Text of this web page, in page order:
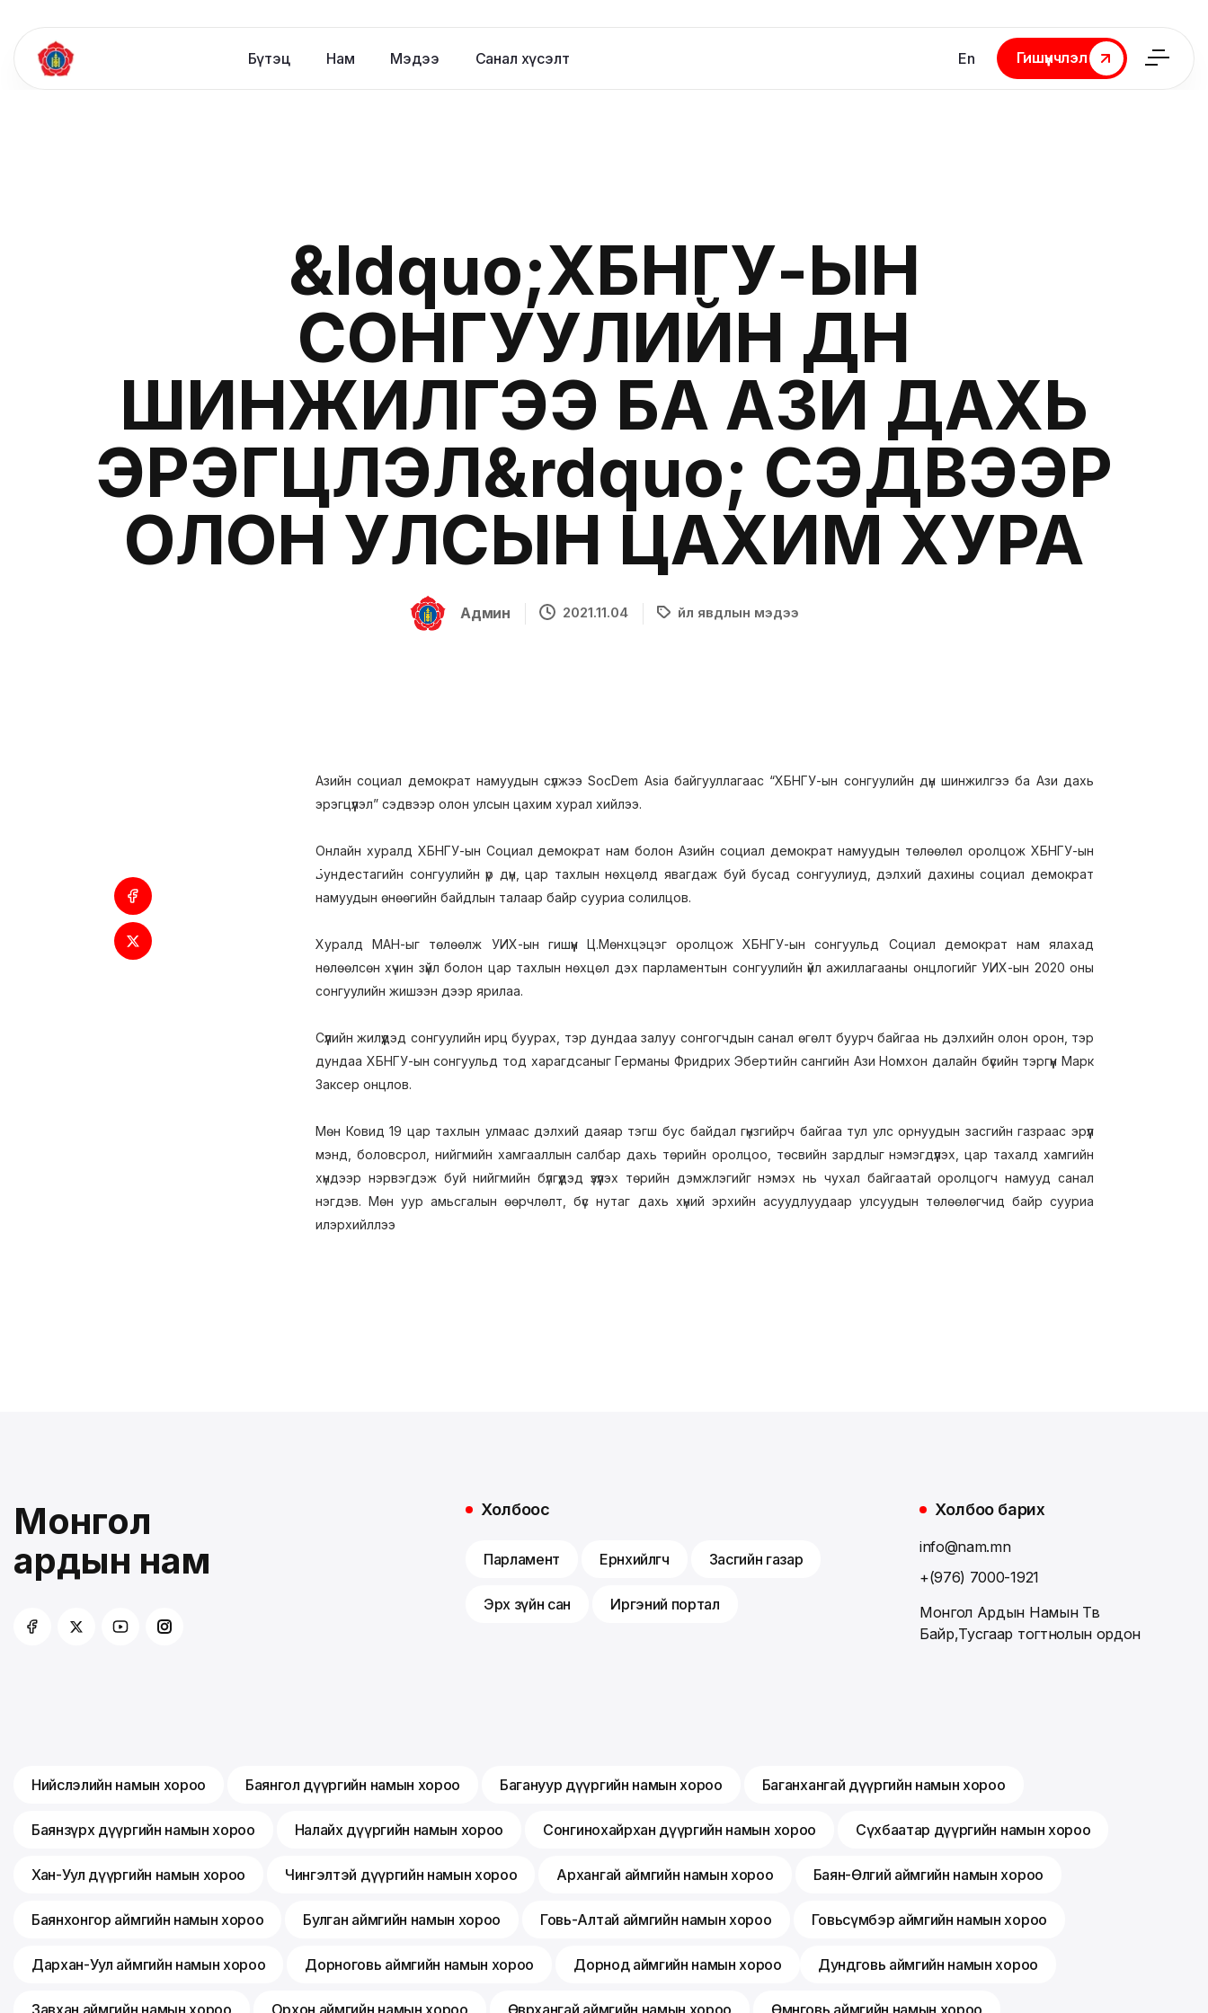
Бүтэц Нам Мэдээ Санал хүсэлт En
Гишүүнчлэл
Гишүүнчлэл
&ldquo;ХБНГУ-ЫН
СОНГУУЛИЙН ДҮН
ШИНЖИЛГЭЭ БА АЗИ ДАХЬ
ЭРЭГЦҮҮЛЭЛ&rdquo; СЭДВЭЭР
ОЛОН УЛСЫН ЦАХИМ ХУРА
Админ 2021.11.04 Үйл явдлын мэдээ
Азийн социал демократ намуудын сүлжээ SocDem Asia байгууллагаас “ХБНГУ-ын сонгуулийн дүн шинжилгээ ба Ази дахь
эрэгцүүлэл” сэдвээр олон улсын цахим хурал хийлээ.
Онлайн хуралд ХБНГУ-ын Социал демократ нам болон Азийн социал демократ намуудын төлөөлөл оролцож ХБНГУ-ын
Бундестагийн сонгуулийн үр дүн, цар тахлын нөхцөлд явагдаж буй бусад сонгуулиуд, дэлхий дахины социал демократ
намуудын өнөөгийн байдлын талаар байр сууриа солилцов.
Хуралд МАН-ыг төлөөлж УИХ-ын гишүүн Ц.Мөнхцэцэг оролцож ХБНГУ-ын сонгуульд Социал демократ нам ялахад
нөлөөлсөн хүчин зүйл болон цар тахлын нөхцөл дэх парламентын сонгуулийн үйл ажиллагааны онцлогийг УИХ-ын 2020 оны
сонгуулийн жишээн дээр ярилаа.
Сүүлийн жилүүдэд сонгуулийн ирц буурах, тэр дундаа залуу сонгогчдын санал өгөлт буурч байгаа нь дэлхийн олон орон, тэр
дундаа ХБНГУ-ын сонгуульд тод харагдсаныг Германы Фридрих Эбертийн сангийн Ази Номхон далайн бүсийн тэргүүн Марк
Заксер онцлов.
Мөн Ковид 19 цар тахлын улмаас дэлхий даяар тэгш бус байдал гүнзгийрч байгаа тул улс орнуудын засгийн газраас эрүүл
мэнд, боловсрол, нийгмийн хамгааллын салбар дахь төрийн оролцоо, төсвийн зардлыг нэмэгдүүлэх, цар тахалд хамгийн
хүндээр нэрвэгдэж буй нийгмийн бүлгүүдэд үзүүлэх төрийн дэмжлэгийг нэмэх нь чухал байгаатай оролцогч намууд санал
нэгдэв. Мөн уур амьсгалын өөрчлөлт, бүс нутаг дахь хүний эрхийн асуудлуудаар улсуудын төлөөлөгчид байр сууриа
илэрхийллээ
Монгол
ардын нам
Холбоос
Парламент Ерөнхийлөгч Засгийн газар
Эрх зүйн сан Иргэний портал
Холбоо барих
info@nam.mn
+(976) 7000-1921
Монгол Ардын Намын Төв
Байр,Тусгаар тогтнолын ордон
Нийслэлийн намын хороо Баянгол дүүргийн намын хороо Багануур дүүргийн намын хороо Баганхангай дүүргийн намын хороо
Баянзүрх дүүргийн намын хороо Налайх дүүргийн намын хороо Сонгинохайрхан дүүргийн намын хороо Сүхбаатар дүүргийн намын хороо
Хан-Уул дүүргийн намын хороо Чингэлтэй дүүргийн намын хороо Архангай аймгийн намын хороо Баян-Өлгий аймгийн намын хороо
Баянхонгор аймгийн намын хороо Булган аймгийн намын хороо Говь-Алтай аймгийн намын хороо Говьсүмбэр аймгийн намын хороо
Дархан-Уул аймгийн намын хороо Дорноговь аймгийн намын хороо Дорнод аймгийн намын хороо Дундговь аймгийн намын хороо
Завхан аймгийн намын хороо Орхон аймгийн намын хороо Өвөрхангай аймгийн намын хороо Өмнөговь аймгийн намын хороо